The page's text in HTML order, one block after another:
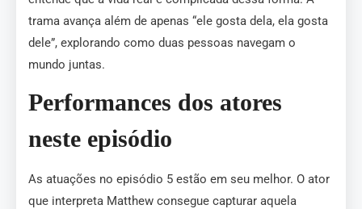
trama avança além de apenas “ele gosta dela, ela gosta
dele”, explorando como duas pessoas navegam o
mundo juntas.
Performances dos atores
neste episódio
As atuações no episódio 5 estão em seu melhor. O ator
que interpreta Matthew consegue capturar aquela